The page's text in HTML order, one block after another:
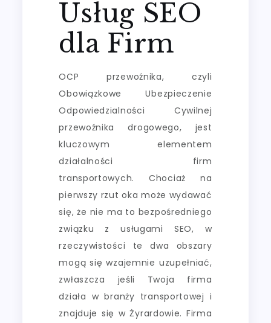
Usług SEO
dla Firm
OCP przewoźnika, czyli
Obowiązkowe Ubezpieczenie
Odpowiedzialności Cywilnej
przewoźnika drogowego, jest
kluczowym elementem
działalności firm
transportowych. Chociaż na
pierwszy rzut oka może wydawać
się, że nie ma to bezpośredniego
związku z usługami SEO, w
rzeczywistości te dwa obszary
mogą się wzajemnie uzupełniać,
zwłaszcza jeśli Twoja firma
działa w branży transportowej i
znajduje się w Żyrardowie. Firma